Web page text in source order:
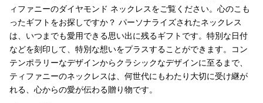
ィファニーのダイヤモンド ネックレスをご覧ください。心のこも
ったギフトをお探しですか？ パーソナライズされたネックレス
は、いつまでも愛用できる思い出に残るギフトです。特別な日付
などを刻印して、特別な想いをプラスすることができます。コン
テンポラリーなデザインからクラシックなデザインに至るまで、
ティファニーのネックレスは、何世代にもわたり大切に受け継が
れる、心からの愛が伝わる贈り物です。